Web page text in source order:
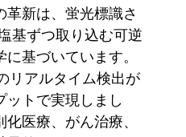
革新は、蛍光標識さ
基ずつ取り込む可逆
基づいています。
リアルタイム検出が
トで実現しまし
医療、がん治療、